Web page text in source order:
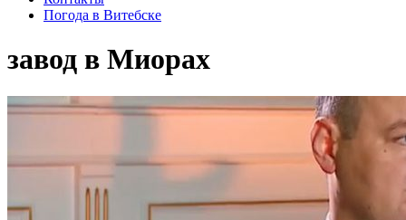
Погода в Витебске
завод в Миорах